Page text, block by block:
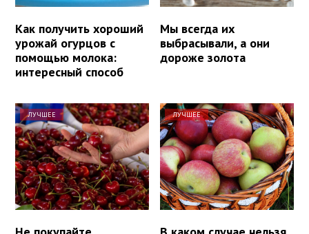
Как получить хороший
урожай огурцов с
помощью молока:
интересный способ
Мы всегда их
выбрасывали, а они
дороже золота
ЛУЧШЕЕ ЛУЧШЕЕ